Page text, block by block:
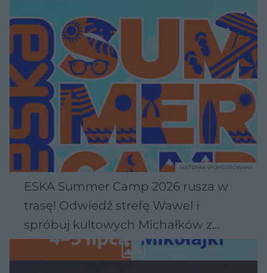
ESKA Summer Camp 2026 rusza w
trasę! Odwiedź strefę Wawel i
spróbuj kultowych Michałków z
Wawelu
MATERIAŁ SPONSOROWANY